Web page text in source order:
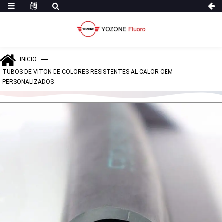
INICIO
TUBOS DE VITON DE COLORES RESISTENTES AL CALOR OEM
PERSONALIZADOS